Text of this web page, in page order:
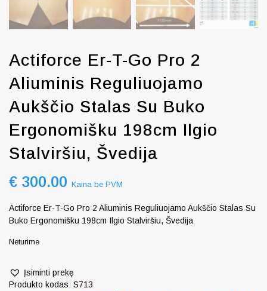
Actiforce Er-T-Go Pro 2
Aliuminis Reguliuojamo
Aukščio Stalas Su Buko
Ergonomišku 198cm Ilgio
Stalviršiu, Švedija
€ 300.00 Kaina be PVM
Actiforce Er-T-Go Pro 2 Aliuminis Reguliuojamo Aukščio Stalas Su
Buko Ergonomišku 198cm Ilgio Stalviršiu, Švedija
Neturime
Įsiminti prekę
Produkto kodas: S713